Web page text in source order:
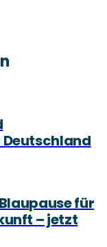
für
– jetzt